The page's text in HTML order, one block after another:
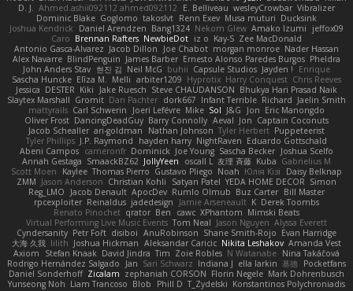
D. J. Ahmed.ashii092112 ahmed092112 E. Belliveau wesleyCrowbar Vibralizer
Dominic Blake Goglomo takoslvt Renn Exev Musa muturi Ducksink
Joshua Kendrick
Daniel Arendzen Bang1324 Nekom Glew Amako Izumi
jeffox09
Caro Brennan Rafters NewbieDot iz o Kay-S Zee MacDonald
Antonio Gasca-Alvarez Jacob Dillon Joe Chabot morgan monroe Nader Hassan
Alex Navarre BlindPenguin James Barber Ernesto Alonso Paredes Burgos Pheldra
John Anders Stav 현진 김 Neil McG buhii Capsule Studios Jayden !
Enrique
Sascha Huncke Elīza M. Melli arbiter1209 Hyprotix Harry Conquest Chris Reeves
Jessica DESTER Kiki Jake Ruesch Steve CHAUDANSON Bhukya Hari Prasad Naik
Slaytex Marshall Gromit Dan Pachter dork667 Infant Terrible Richard Jaelin Smith
mattyrails Carl Schwerin Joeri Lefévre Mike Sol J&G Jon Eric Manongdo
Oliver Frost DancingDeadGuy Barry Connolly Aeval Jon Captain Coconuts
Jacob Schealler ari-goldman Nathan Johnson Tyler Herbert Puppeteerist
Tyler Phillips J.P. Raymond hayden harry NightRaven Eduardo Gottschald
Abeni Campos cameronfr Dominick Joe Young Sascha Becker Joshua Scelfo
Annah Gestaga SmaackBZ62 JollyYeen oscall L 友理 斉藤 Kuba Gabrielius M
Scott Moen
Kaylee Thomas Pierro Gustavo Pliego Noah Юлія Кізі
Daisy Belknap
ZMM Jason Anderson Christian Kohli Satyan Patel YEDA HOME DECOR Simon
Reg_LMO
Jacob Denault ApocDev Rumlo Olmub Buz Carter Bill Master
rpcexploiter Reinaldus jadedesign Jamie Arseneault K Derek Toombs
Renato Pinochet qrator Ben cawc XPhantom Mimski Beats
Virtual Performing Live Music Events Tom Neal Jason Nguyen Alyssa Everett
Cyndersanity Petr Fořt disiboi AnuRobinson Shane Smith-Rojo Evan Harridge
大海 久我 lilith Joshua Hickman Aleksandar Caricic Nikita Leshakov Amanda Vest
Axiom
Stefan Knaak David Jindra Tim Zoie Robles N Watanabe Nina Takáčová
Rodrigo Hernández Salgado
Jan Sari Schwarz Indiana J ella larkin 基德 Pocketfans
Daniel Sonderhoff Zicalam zephaniah CORSON Florin Negele Mark Dohrenbusch
Yunseong Noh Liam Trancoso Blob Phill D T_Zydelski Konstantinos Polychroniadis